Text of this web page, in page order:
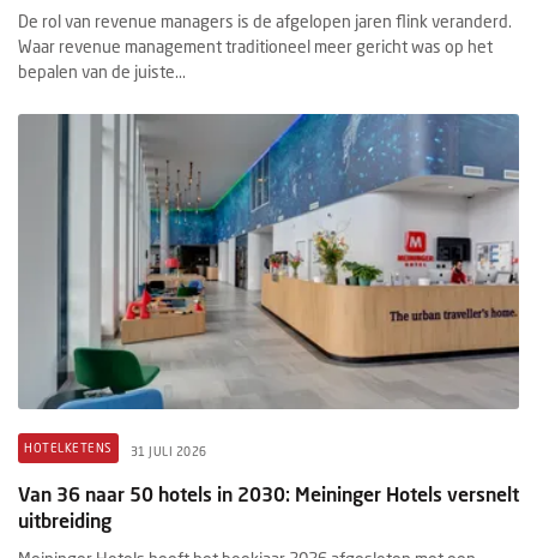
De rol van revenue managers is de afgelopen jaren flink veranderd.
Waar revenue management traditioneel meer gericht was op het
bepalen van de juiste...
HOTELKETENS 31 JULI 2026
Van 36 naar 50 hotels in 2030: Meininger Hotels versnelt
uitbreiding